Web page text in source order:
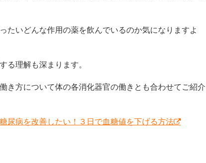
たいどんな作用の薬を飲んでいるのか気になりますよ
る理解も深まります。
き方について体の各消化器官の働きとも合わせてご紹介
尿病を改善したい！３日で血糖値を下げる方法